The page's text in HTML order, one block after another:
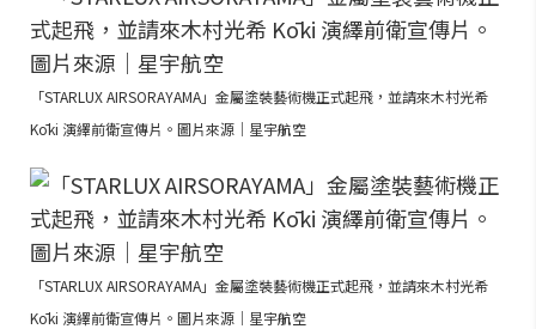
「STARLUX AIRSORAYAMA」金屬塗裝藝術機正式起飛，並請來木村光希
Kōki 演繹前衛宣傳片。圖片來源｜星宇航空
「STARLUX AIRSORAYAMA」金屬塗裝藝術機正式起飛，並請來木村光希
Kōki 演繹前衛宣傳片。圖片來源｜星宇航空